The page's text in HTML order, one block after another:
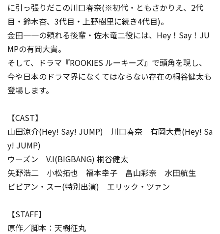
に引っ張りだこの川口春奈(※初代・ともさかりえ、2代
目・鈴木杏、3代目・上野樹里に続き4代目)。
金田一一の頼れる後輩・佐木竜二役には、Hey！Say！JU
MPの有岡大貴。
そして、ドラマ『ROOKIES ルーキーズ』で頭角を現し、
今や日本のドラマ界になくてはならない存在の桐谷健太も
登場します。
【CAST】
山田涼介(Hey! Say! JUMP) 川口春奈 有岡大貴(Hey! Sa
y! JUMP)
ウーズン V.I(BIGBANG) 桐谷健太
矢野浩二 小松拓也 福本幸子 畠山彩奈 水田航生
ビビアン・スー(特別出演) エリック・ツァン
【STAFF】
原作／脚本：天樹征丸